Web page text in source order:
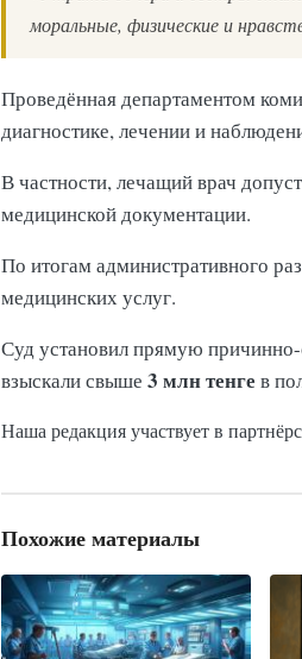
моральные, физические и
Проведённая департаментом
диагностике, лечении и
В частности, лечащий врач
медицинской документации.
По итогам административного
медицинских услуг.
Суд установил прямую
взыскали свыше 3 млн тенге в
Наша редакция участвует в
Похожие материалы